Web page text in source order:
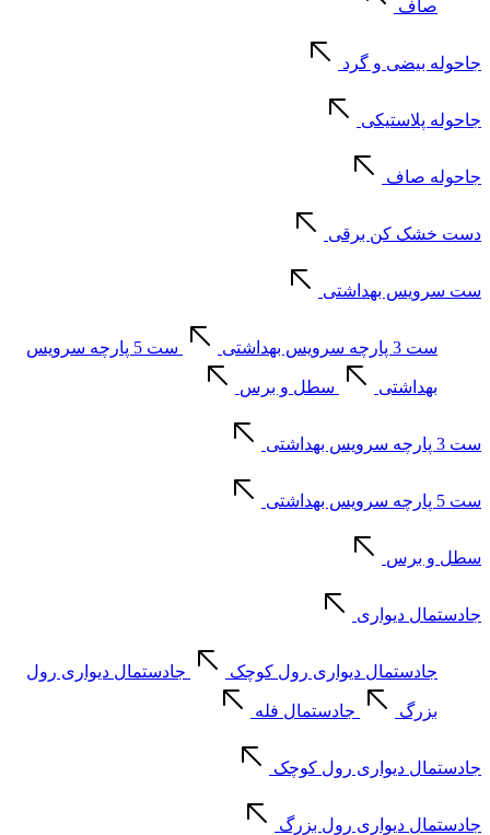
صاف
جاحوله بیضی و گرد
جاحوله پلاستیکی
جاحوله صاف
دست خشک کن برقی
ست سرویس بهداشتی
ست 3 پارچه سرویس بهداشتی ست 5 پارچه سرویس
بهداشتی سطل و برس
ست 3 پارچه سرویس بهداشتی
ست 5 پارچه سرویس بهداشتی
سطل و برس
جادستمال دیواری
جادستمال دیواری رول کوچک جادستمال دیواری رول
بزرگ جادستمال فله
جادستمال دیواری رول کوچک
جادستمال دیواری رول بزرگ